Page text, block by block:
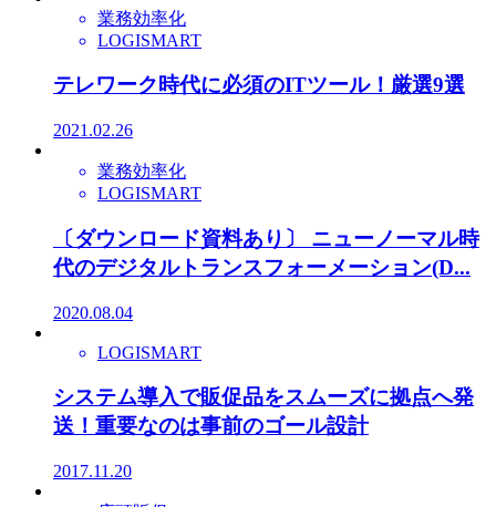
業務効率化
LOGISMART
テレワーク時代に必須のITツール！厳選9選
2021.02.26
業務効率化
LOGISMART
〔ダウンロード資料あり〕 ニューノーマル時
代のデジタルトランスフォーメーション(D...
2020.08.04
LOGISMART
システム導入で販促品をスムーズに拠点へ発
送！重要なのは事前のゴール設計
2017.11.20